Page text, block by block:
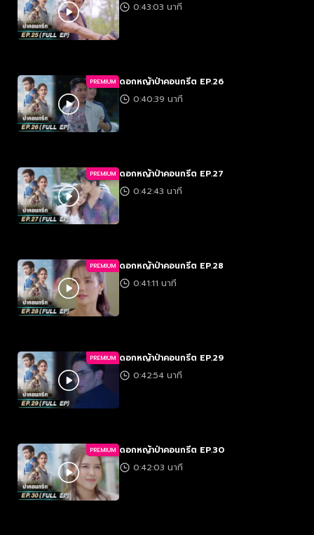
0:43:03 นาที
PREMIUM ดอกหญ้าป่าคอนกรีต EP.26
0:40:39 นาที
PREMIUM ดอกหญ้าป่าคอนกรีต EP.27
0:42:43 นาที
PREMIUM ดอกหญ้าป่าคอนกรีต EP.28
0:41:11 นาที
PREMIUM ดอกหญ้าป่าคอนกรีต EP.29
0:42:54 นาที
PREMIUM ดอกหญ้าป่าคอนกรีต EP.30
0:42:03 นาที